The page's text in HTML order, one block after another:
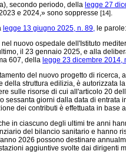
secondo periodo, della legge 27
e 2024,» sono soppresse [14].
legge 13 giugno 2025, n. 89, le
nuovo ospedale dell'Istituto
il 23 gennaio 2025, e alla
607, della legge 23 dicembre 2014,
del nuovo progetto di ricerca,
della struttura edilizia, è autorizzata
sulle risorse di cui all'articolo 20
sessanta giorni dalla data di
dei contributi è effettuata in base
in ciascuno degli ultimi tre anni
del bilancio sanitario e hanno
2026 possono destinare
aggiuntive svolte dai dirigenti